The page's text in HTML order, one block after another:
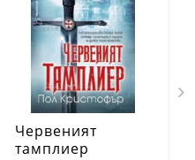
Червеният
тамплиер